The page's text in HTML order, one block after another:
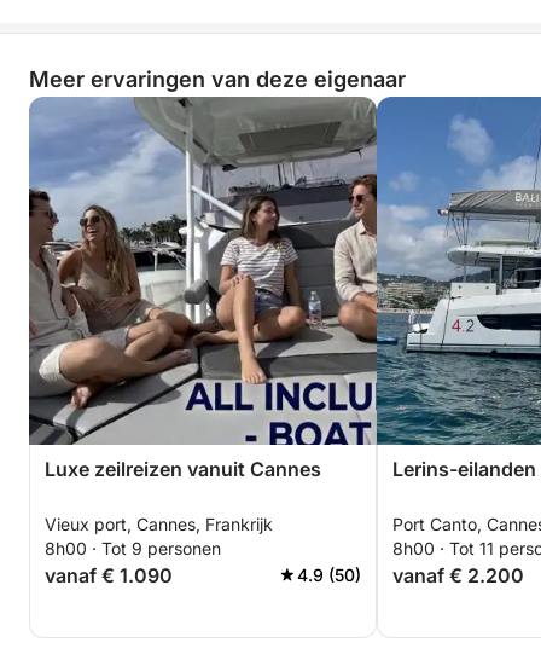
Meer ervaringen van deze eigenaar
Luxe zeilreizen vanuit Cannes
Vieux port, Cannes, Frankrijk
8h00 · Tot 9 personen
vanaf € 1.090 4.9 (50)
Lerins-
Port Canto,
8h00 · Tot 11
vanaf € 2.200